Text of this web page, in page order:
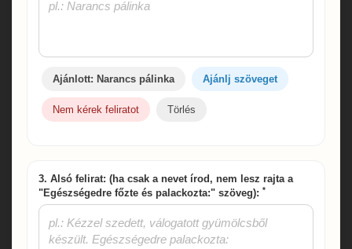
Ajánlott: Narancs pálinka Ajánlj szöveget
Nem kérek feliratot Törlés
3. Alsó felirat: (ha csak a nevet írod, nem lesz rajta a
"Egészségedre főzte és palackozta:" szöveg): *